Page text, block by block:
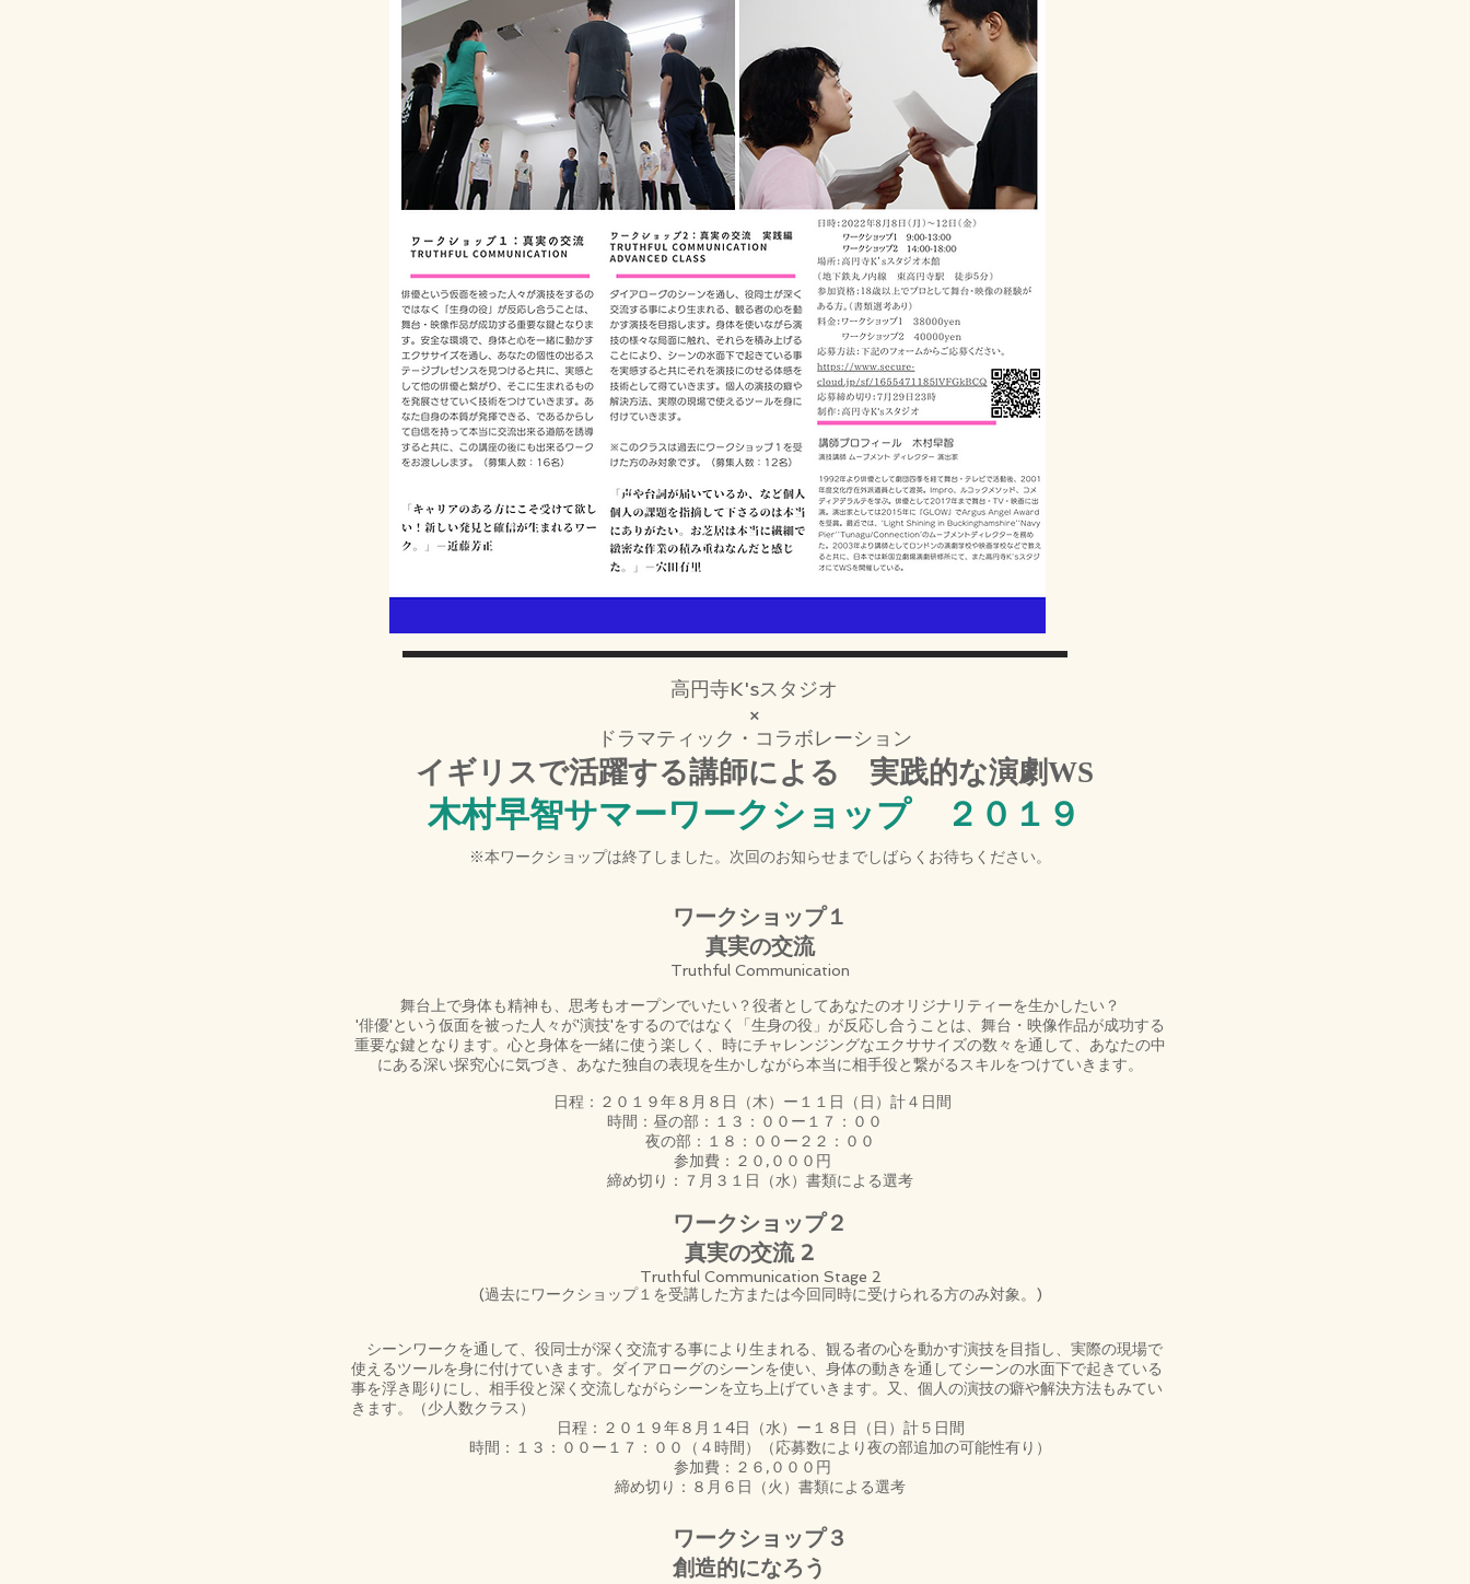
高円寺K'sスタジオ
×
ドラマティック・コラボレーション
イギリスで活躍する講師による 実践的な演劇WS
木村早智サマーワークショップ ２０１９
​​※本ワークショップは終了しました。次回のお知らせまでしばらくお待ちください。
ワークショップ１
真実の交流
Truthful Communication
舞台上で身体も精神も、思考もオープンでいたい？役者としてあなたのオリジナリティーを生かしたい？
'俳優'という仮面を被った人々が'演技'をするのではなく「生身の役」が反応し合うことは、舞台・映像作品が成功する
重要な鍵となります。心と身体を一緒に使う楽しく、時にチャレンジングなエクササイズの数々を通して、あなたの中
にある深い探究心に気づき、あなた独自の表現を生かしながら本当に相手役と繋がるスキルをつけていきます。
日程：２０１９年８月８日（木）ー１１日（日）計４日間
時間：昼の部：１３：００ー１７：００
夜の部：１８：００ー２２：００
参加費：２０,０００円
締め切り：７月３１日（水）書類による選考
ワークショップ２
真実の交流 2
Truthful Communication Stage 2
(過去にワークショップ１を受講した方または今回同時に受けられる方のみ対象。)
シーンワークを通して、役同士が深く交流する事により生まれる、観る者の心を動かす演技を目指し、実際の現場で
使えるツールを身に付けていきます。ダイアローグのシーンを使い、身体の動きを通してシーンの水面下で起きている
事を浮き彫りにし、相手役と深く交流しながらシーンを立ち上げていきます。又、個人の演技の癖や解決方法もみてい
きます。（少人数クラス）
日程：２０１９年８月１4日（水）ー１８日（日）計５日間
時間：１３：００ー１７：００（４時間）（応募数により夜の部追加の可能性有り）
参加費：２６,０００円
締め切り：８月６日（火）書類による選考
ワークショップ３
創造的になろう